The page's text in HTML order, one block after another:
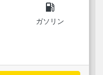
local_gas_station
ガソリン